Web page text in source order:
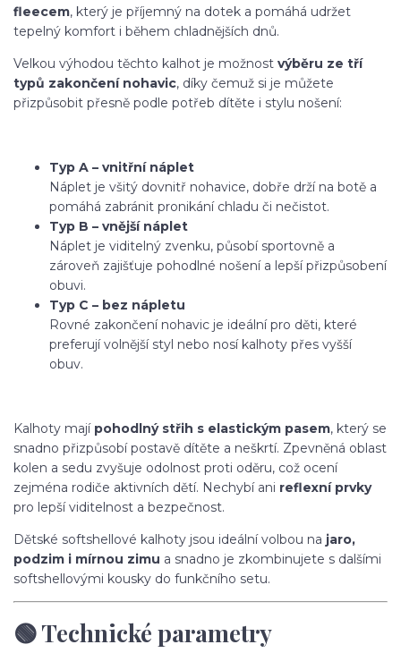
fleecem, který je příjemný na dotek a pomáhá udržet
tepelný komfort i během chladnějších dnů.
Velkou výhodou těchto kalhot je možnost výběru ze tří
typů zakončení nohavic, díky čemuž si je můžete
přizpůsobit přesně podle potřeb dítěte i stylu nošení:
Typ A – vnitřní náplet
Náplet je všitý dovnitř nohavice, dobře drží na botě a
pomáhá zabránit pronikání chladu či nečistot.
Typ B – vnější náplet
Náplet je viditelný zvenku, působí sportovně a
zároveň zajišťuje pohodlné nošení a lepší přizpůsobení
obuvi.
Typ C – bez nápletu
Rovné zakončení nohavic je ideální pro děti, které
preferují volnější styl nebo nosí kalhoty přes vyšší
obuv.
Kalhoty mají pohodlný střih s elastickým pasem, který se
snadno přizpůsobí postavě dítěte a neškrtí. Zpevněná oblast
kolen a sedu zvyšuje odolnost proti oděru, což ocení
zejména rodiče aktivních dětí. Nechybí ani reflexní prvky
pro lepší viditelnost a bezpečnost.
Dětské softshellové kalhoty jsou ideální volbou na jaro,
podzim i mírnou zimu a snadno je zkombinujete s dalšími
softshellovými kousky do funkčního setu.
🟢 Technické parametry